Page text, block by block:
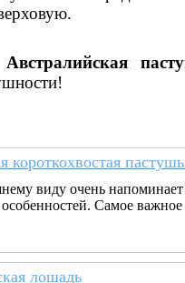
Австралийская
короткохвостая
виду очень
Самое важное
лошадь